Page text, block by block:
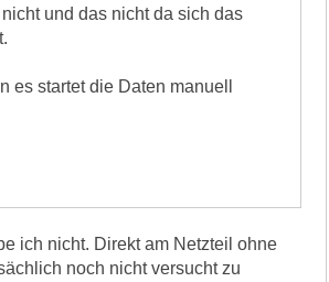
und das nicht da sich das
es startet die Daten manuell
ich nicht. Direkt am Netzteil ohne
noch nicht versucht zu